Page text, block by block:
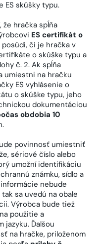
ES skúšky typu.
že hračka spĺňa
ES certifikát o
či je hračka v
o skúške typu a
č. 2. Ak spĺňa
umiestni na hračku
ES vyhlásenie o
o skúške typu, jeho
dokumentáciou
obdobia 10
povinnosť umiestniť
sériové číslo alebo
umožní identifikáciu
známku, sídlo a
nebude
sa uvedú na obale
Výrobca bude tiež
použitie a
jazyku. Ďalšou
na hračke, priloženom